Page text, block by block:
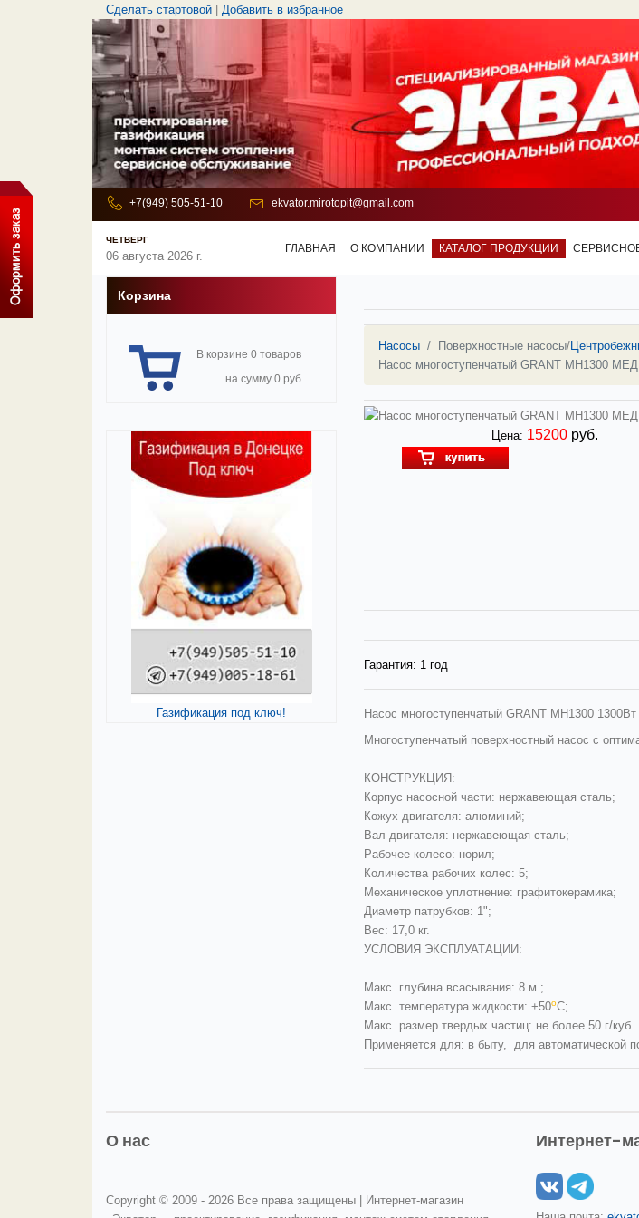
Сделать стартовой Добавить в избранное
+7(949) 505-51-10 ekvator.mirotopit@gmail.com
ЧЕТВЕРГ
06 августа 2026 г.
ГЛАВНАЯ О КОМПАНИИ КАТАЛОГ ПРОДУКЦИИ
Корзина
В корзине 0 товаров
на сумму 0 руб
Газификация под ключ!
Насосы Поверхностные насосы/
Насос многоступенчатый GRANT MH1300
Цена: 15200 руб.
Гарантия: 1 год
Насос многоступенчатый GRANT MH1300
Многоступенчатый поверхностный насос с
КОНСТРУКЦИЯ:
Корпус насосной части: нержавеющая сталь;
Кожух двигателя: алюминий;
Вал двигателя: нержавеющая сталь;
Рабочее колесо: норил;
Количества рабочих колес: 5;
Механическое уплотнение: графитокерамика;
Диаметр патрубков: 1";
Вес: 17,0 кг.
УСЛОВИЯ ЭКСПЛУАТАЦИИ:
Макс. глубина всасывания: 8 м.;
Макс. температура жидкости: +50оС;
Макс. размер твердых частиц: не более 50 г/куб.
Применяется для: в быту, для автоматической
О нас
Copyright © 2009 - 2026 Все права защищены | Интернет-магазин
Интернет-